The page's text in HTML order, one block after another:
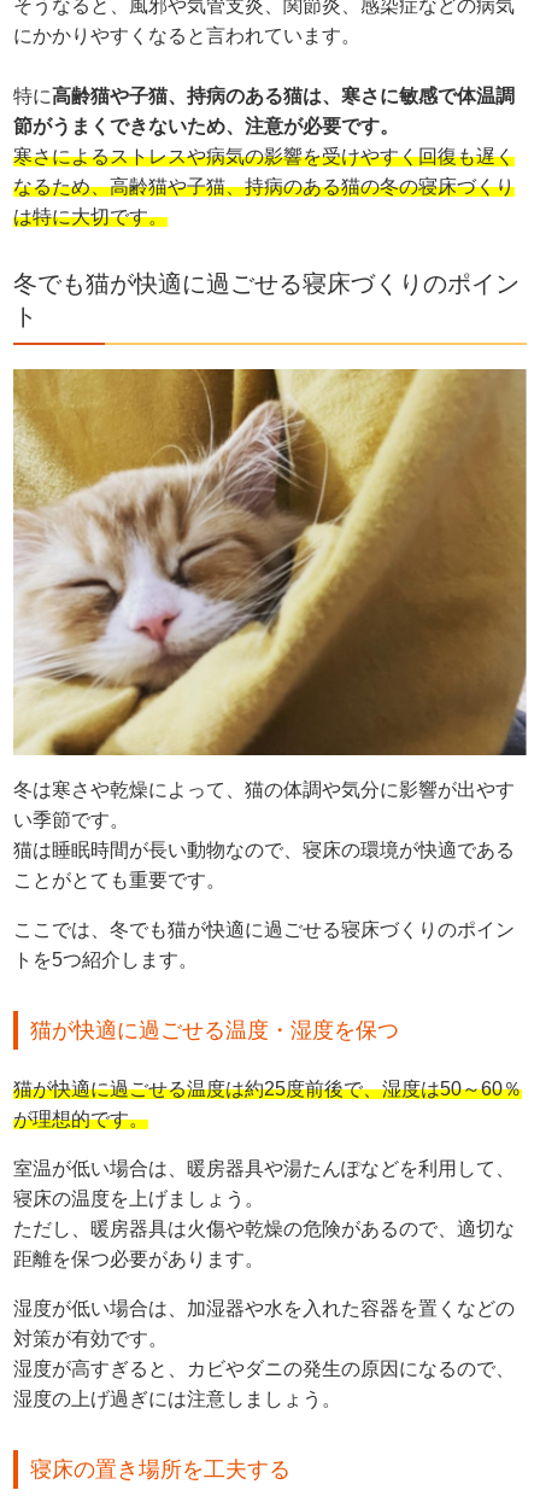
そうなると、風邪や気管支炎、関節炎、感染症などの病気
にかかりやすくなると言われています。
特に高齢猫や子猫、持病のある猫は、寒さに敏感で体温調
節がうまくできないため、注意が必要です。
寒さによるストレスや病気の影響を受けやすく回復も遅く
なるため、高齢猫や子猫、持病のある猫の冬の寝床づくり
は特に大切です。
冬でも猫が快適に過ごせる寝床づくりのポイン
ト
冬は寒さや乾燥によって、猫の体調や気分に影響が出やす
い季節です。
猫は睡眠時間が長い動物なので、寝床の環境が快適である
ことがとても重要です。
ここでは、冬でも猫が快適に過ごせる寝床づくりのポイン
トを5つ紹介します。
猫が快適に過ごせる温度・湿度を保つ
猫が快適に過ごせる温度は約25度前後で、湿度は50～60％
が理想的です。
室温が低い場合は、暖房器具や湯たんぽなどを利用して、
寝床の温度を上げましょう。
ただし、暖房器具は火傷や乾燥の危険があるので、適切な
距離を保つ必要があります。
湿度が低い場合は、加湿器や水を入れた容器を置くなどの
対策が有効です。
湿度が高すぎると、カビやダニの発生の原因になるので、
湿度の上げ過ぎには注意しましょう。
寝床の置き場所を工夫する